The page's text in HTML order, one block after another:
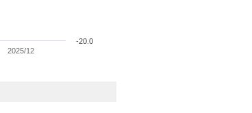
2025/12
-20.0